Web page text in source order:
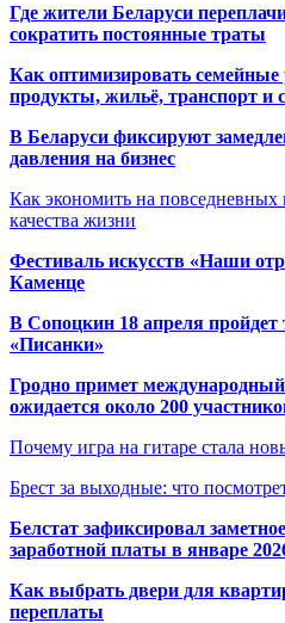
Где жители Беларуси
сократить постоянные траты
Как оптимизировать семейные
продукты, жильё, транспорт и
В Беларуси фиксируют
давления на бизнес
Как экономить на повседневных
качества жизни
Фестиваль искусств «Наши
Каменце
В Сопоцкин 18 апреля
«Писанки»
Гродно примет
ожидается около 200
Почему игра на гитаре стала
Брест за выходные: что
Белстат зафиксировал
заработной платы в январе
Как выбрать двери для
переплаты